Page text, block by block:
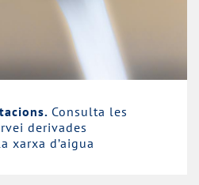
Consulta les
derivades
xarxa d’aigua